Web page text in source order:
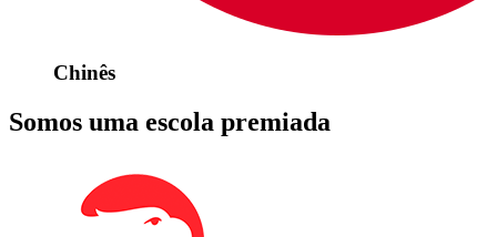
Chinês
Somos uma escola premiada